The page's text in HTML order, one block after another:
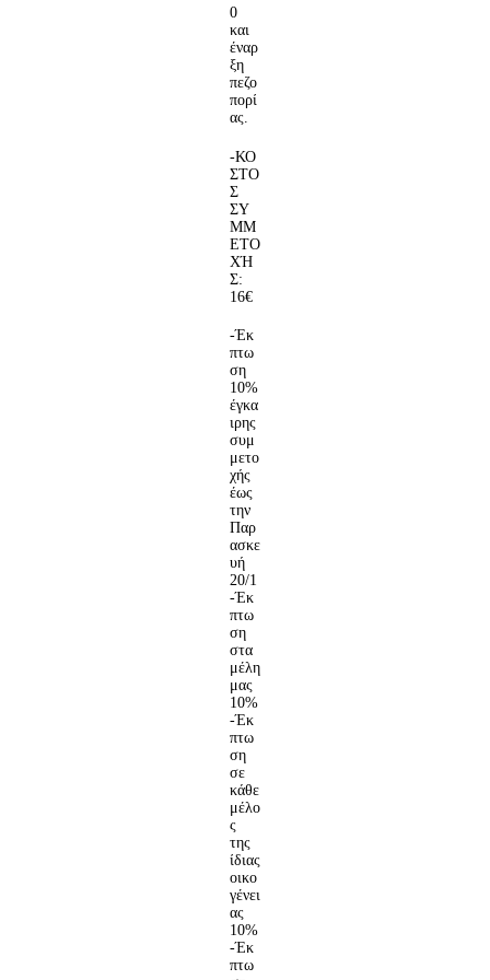
0
και
έναρ
ξη
πεζο
πορί
ας.
-ΚΟ
ΣΤΟ
Σ
ΣΥ
ΜΜ
ΕΤΟ
ΧΉ
Σ:
16€
-Έκ
πτω
ση
10%
έγκα
ιρης
συμ
μετο
χής
έως
την
Παρ
ασκε
υή
20/1
-Έκ
πτω
ση
στα
μέλη
μας
10%
-Έκ
πτω
ση
σε
κάθε
μέλο
ς
της
ίδιας
οικο
γένει
ας
10%
-Έκ
πτω